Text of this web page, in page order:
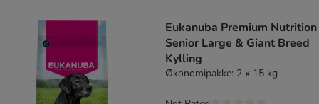
Eukanuba Premium Nutrition
Senior Large & Giant Breed
Kylling
Økonomipakke: 2 x 15 kg